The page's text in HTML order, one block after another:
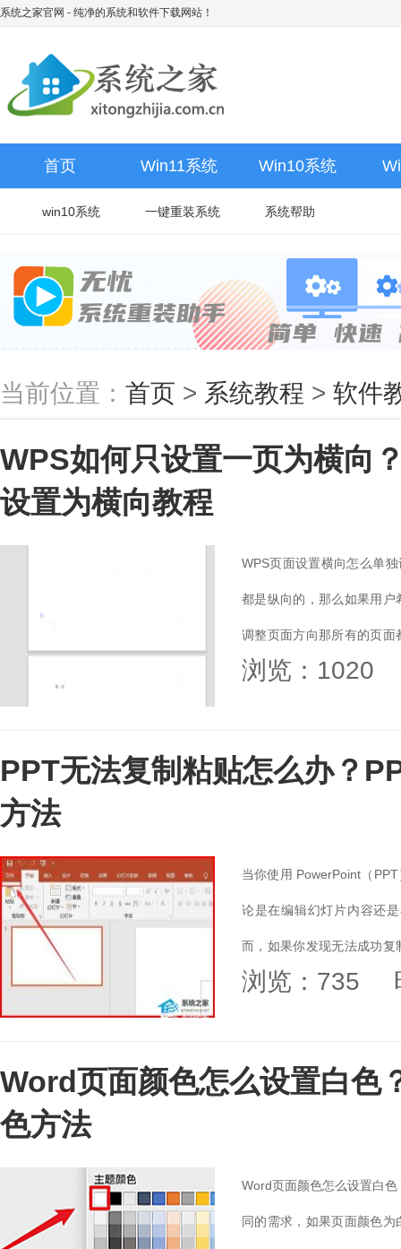
系统之家官网 - 纯净的系统和软件下载网站！
首页 Win11系统 Win10系统
win10系统 一键重装系统 系统帮助
当前位置： 首页 > 系统教程 > 软件
WPS如何只设置一页为横向
设置为横向教程
WPS页面设置横向怎么单
都是纵向的，那么如果用
调整页面方向那所有的页
来看看吧！...
浏览：1020
PPT无法复制粘贴怎么办？
方法
当你使用 PowerPoint（
论是在编辑幻灯片内容还
而，如果你发现无法成功
问题。...
浏览：735
Word页面颜色怎么设置白色
色方法
Word页面颜色怎么设置白
同的需求，如果页面颜色